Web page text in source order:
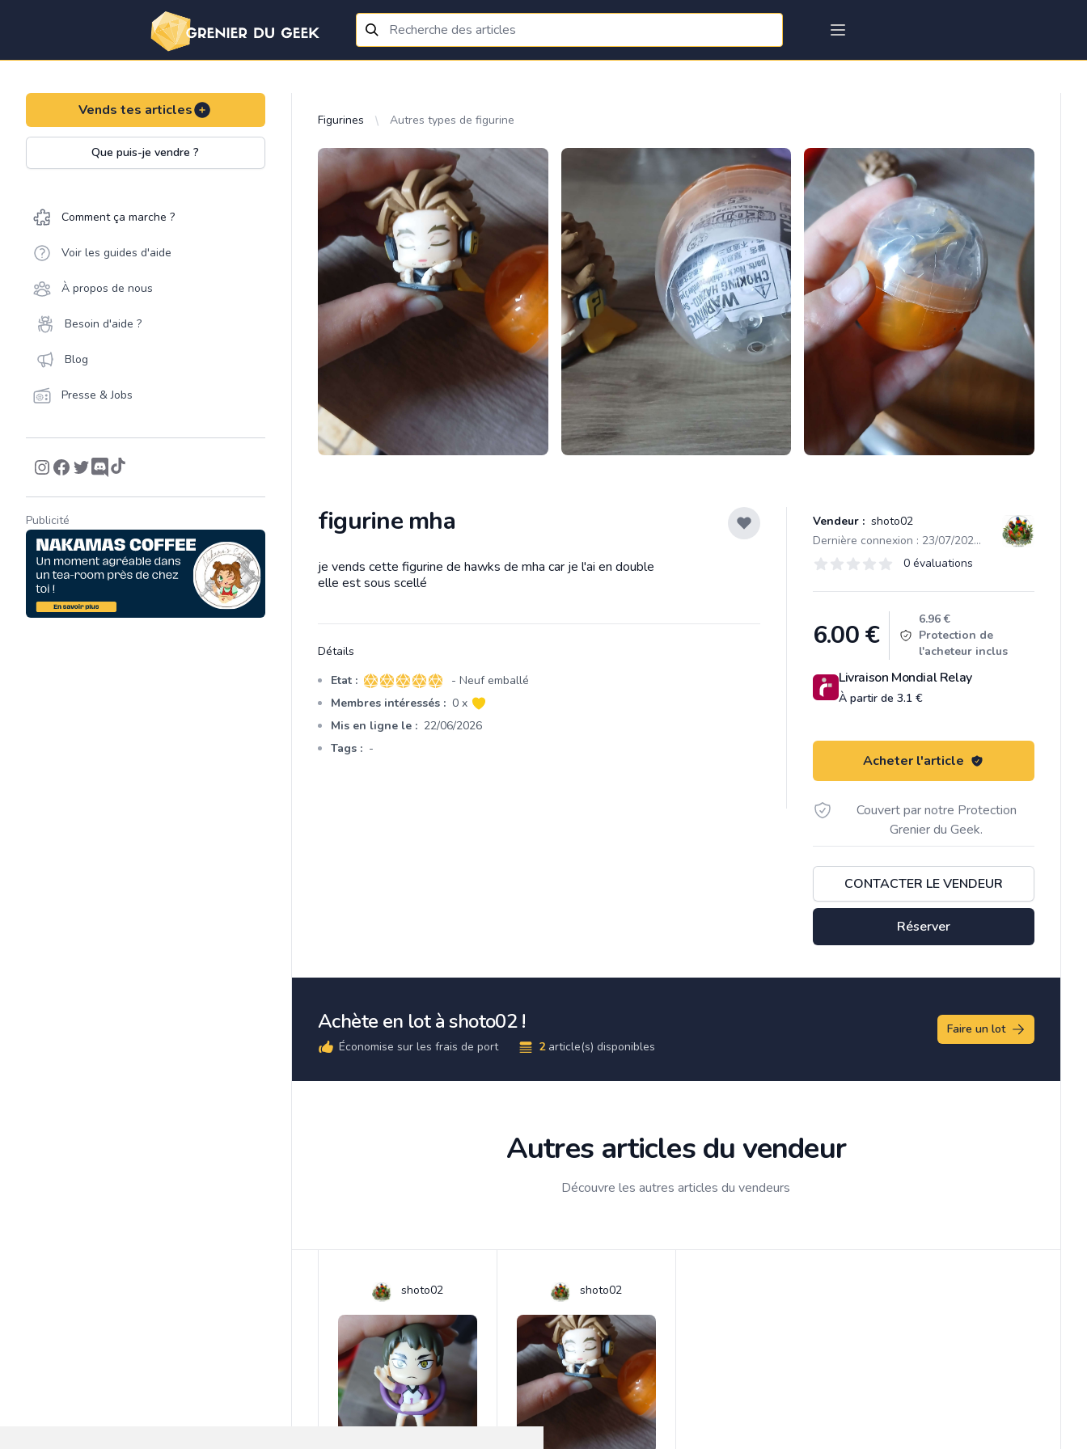
Vends tes articles
Que puis-je vendre ?
Comment ça marche ?
Voir les guides d'aide
À propos de nous
Besoin d'aide ?
Blog
Presse & Jobs
Publicité
Figurines Autres types de figurine
figurine mha Vendeur : shoto02
Dernière connexion : 23/07/2026 23:57
Évaluations
0 sur 5 étoiles 0 évaluations
Product information
6.00€
6.96 €
Protection de
l'acheteur inclus
Livraison Mondial Relay
À partir de 3.1 €
Acheter l'article
Couvert par notre Protection
Grenier du Geek.
CONTACTER LE VENDEUR
Réserver
Description
je vends cette figurine de hawks de mha car je l'ai en double
elle est sous scellé
Détails
Etat : 5 sur 5 étoiles
- Neuf emballé
Membres intéressés : 0 x
Mis en ligne le : 22/06/2026
Tags : -
Achète en lot à shoto02 !
Économise sur les frais de port 2 article(s) disponibles
Faire un lot
Autres articles du vendeur
Découvre les autres articles du vendeurs
shoto02 shoto02